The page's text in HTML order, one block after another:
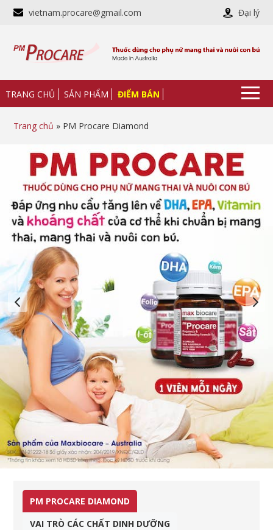
vietnam.procare@gmail.com Đại lý
TRANG CHỦ SẢN PHẨM ĐIỂM BÁN
Trang chủ » PM Procare Diamond
PM PROCARE DIAMOND
VAI TRÒ CÁC CHẤT DINH DƯỠNG